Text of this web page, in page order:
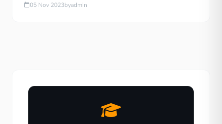
lebih hemat. Sehingga lebih menghemat energi. Selain
05 Nov 2023byadmin